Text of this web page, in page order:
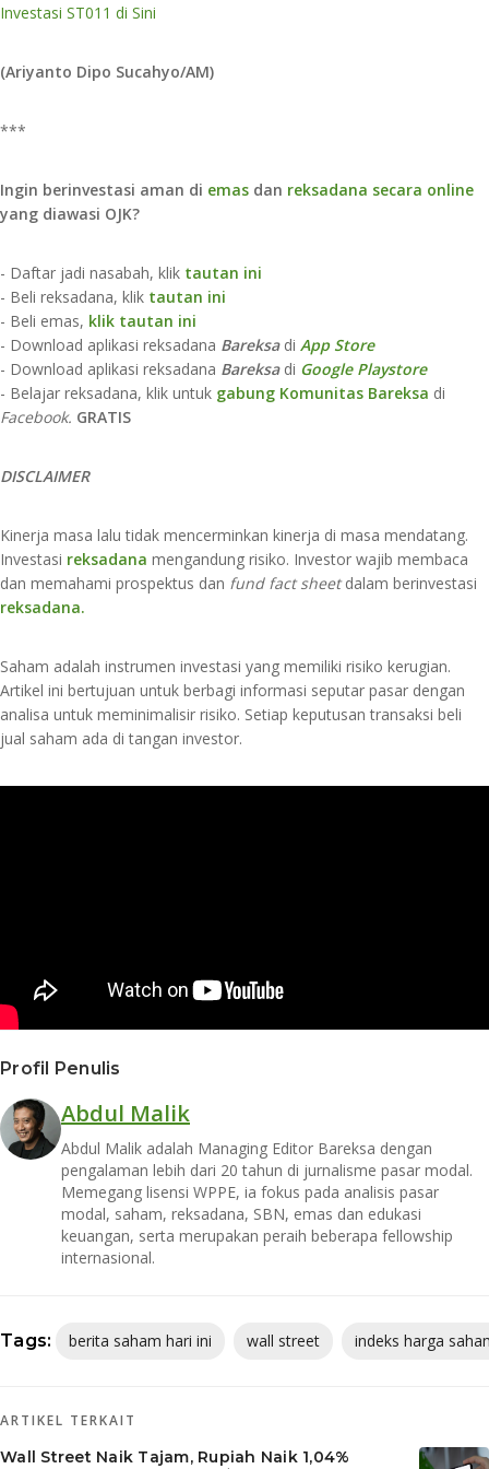
Investasi ST011 di Sini
(Ariyanto Dipo Sucahyo/AM)
***
Ingin berinvestasi aman di emas dan reksadana secara online
yang diawasi OJK?
- Daftar jadi nasabah, klik tautan ini
- Beli reksadana, klik tautan ini
- Beli emas, klik tautan ini
- Download aplikasi reksadana Bareksa di App Store​
- Download aplikasi reksadana Bareksa di Google Playstore
- Belajar reksadana, klik untuk gabung Komunitas Bareksa di
Facebook. GRATIS
DISCLAIMER​​​​​
Kinerja masa lalu tidak mencerminkan kinerja di masa mendatang.
Investasi reksadana mengandung risiko. Investor wajib membaca
dan memahami prospektus dan fund fact sheetdalam berinvestasi
reksadana.
Saham adalah instrumen investasi yang memiliki risiko kerugian.
Artikel ini bertujuan untuk berbagi informasi seputar pasar dengan
analisa untuk meminimalisir risiko. Setiap keputusan transaksi beli
jual saham ada di tangan investor.
Profil Penulis
Abdul Malik
Abdul Malik adalah Managing Editor Bareksa dengan
pengalaman lebih dari 20 tahun di jurnalisme pasar modal.
Memegang lisensi WPPE, ia fokus pada analisis pasar
modal, saham, reksadana, SBN, emas dan edukasi
keuangan, serta merupakan peraih beberapa fellowship
internasional.
Tags: berita saham hari ini wall street indeks harga
ARTIKEL TERKAIT
Wall Street Naik Tajam, Rupiah Naik 1,04%